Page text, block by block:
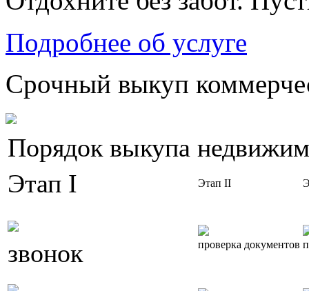
Подробнее об услуге
Срочный выкуп
Порядок выкупа
Этап I
Этап II
звонок проверка документов